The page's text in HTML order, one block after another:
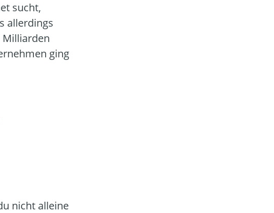
sucht,
allerdings
Milliarden
ging
nicht alleine